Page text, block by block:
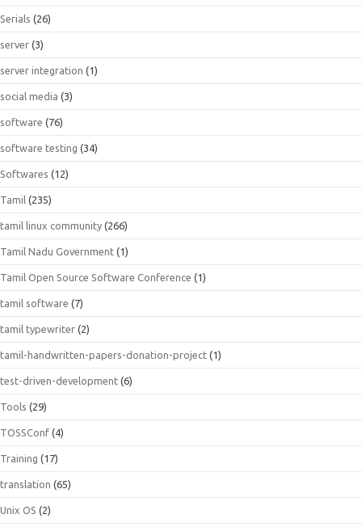
Serials (26)
server (3)
server integration (1)
social media (3)
software (76)
software testing (34)
Softwares (12)
Tamil (235)
tamil linux community (266)
Tamil Nadu Government (1)
Tamil Open Source Software Conference (1)
tamil software (7)
tamil typewriter (2)
tamil-handwritten-papers-donation-project (1)
test-driven-development (6)
Tools (29)
TOSSConf (4)
Training (17)
translation (65)
Unix OS (2)